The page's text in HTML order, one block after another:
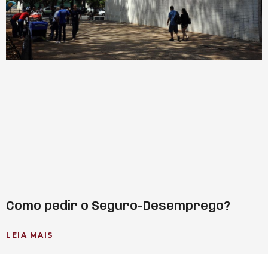
Como pedir o Seguro-Desemprego?
LEIA MAIS